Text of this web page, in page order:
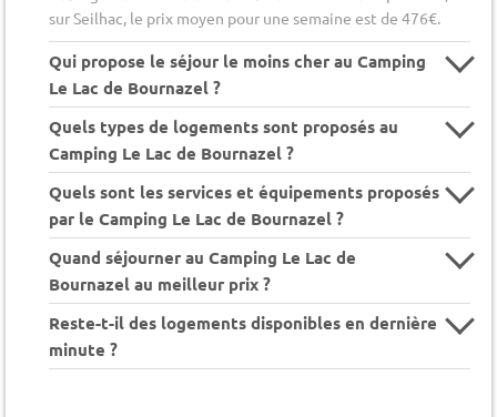
sur Seilhac, le prix moyen pour une semaine est de 476€.
Qui propose le séjour le moins cher au Camping
Le Lac de Bournazel ?
Quels types de logements sont proposés au
Camping Le Lac de Bournazel ?
Quels sont les services et équipements proposés
par le Camping Le Lac de Bournazel ?
Quand séjourner au Camping Le Lac de
Bournazel au meilleur prix ?
Reste-t-il des logements disponibles en dernière
minute ?